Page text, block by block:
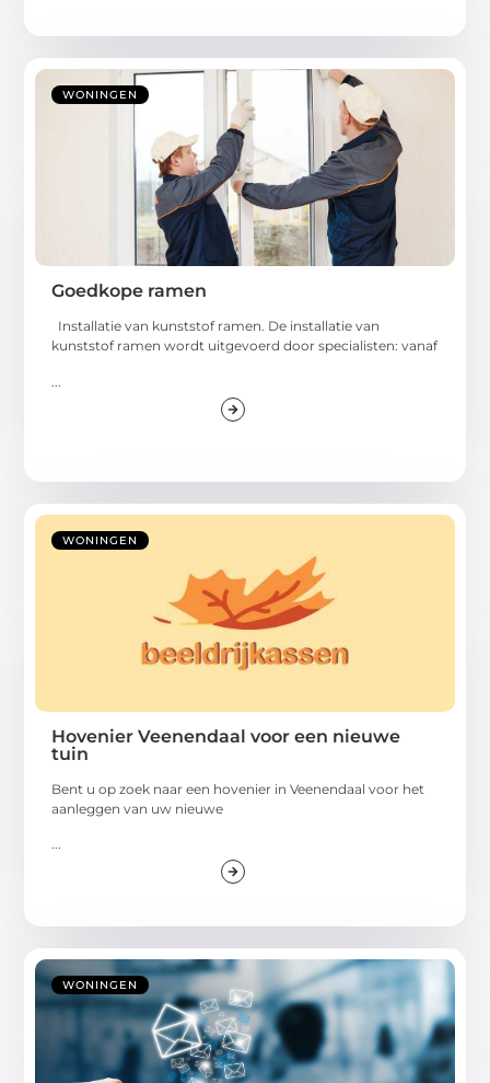
WONINGEN
Goedkope ramen
Installatie van kunststof ramen. De installatie van
kunststof ramen wordt uitgevoerd door specialisten: vanaf
WONINGEN
Hovenier Veenendaal voor een nieuwe
tuin
Bent u op zoek naar een hovenier in Veenendaal voor het
aanleggen van uw nieuwe
...
WONINGEN